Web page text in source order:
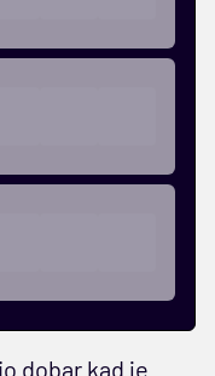
dobar kad je